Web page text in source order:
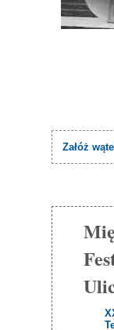
Załóż